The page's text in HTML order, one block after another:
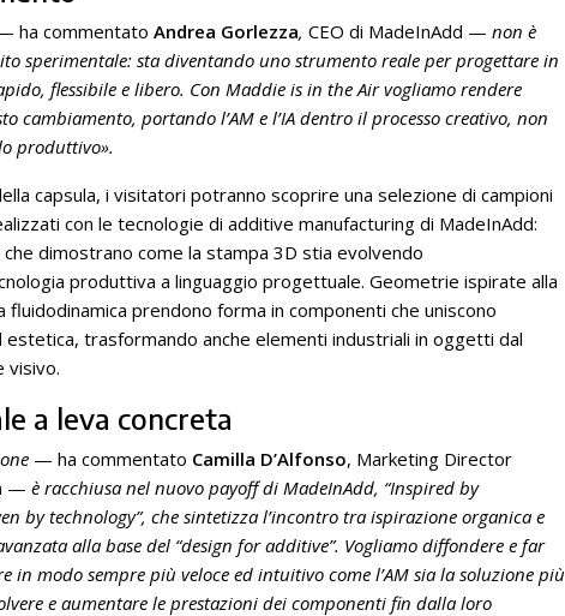
ha commentato Andrea Gorlezza, CEO di MadeInAdd — non è
sperimentale: sta diventando uno strumento reale per progettare in
flessibile e libero. Con Maddie is in the Air vogliamo rendere
cambiamento, portando l’AM e l’IA dentro il processo creativo, non
produttivo».
capsula, i visitatori potranno scoprire una selezione di campioni
con le tecnologie di additive manufacturing di MadeInAdd:
che dimostrano come la stampa 3D stia evolvendo
produttiva a linguaggio progettuale. Geometrie ispirate alla
fluidodinamica prendono forma in componenti che uniscono
estetica, trasformando anche elementi industriali in oggetti dal
visivo.
a leva concreta
— ha commentato Camilla D’Alfonso, Marketing Director
— è racchiusa nel nuovo payoff di MadeInAdd, “Inspired by
by technology”, che sintetizza l’incontro tra ispirazione organica e
alla base del “design for additive”. Vogliamo diffondere e far
in modo sempre più veloce ed intuitivo come l’AM sia la soluzione più
e aumentare le prestazioni dei componenti fin dalla loro